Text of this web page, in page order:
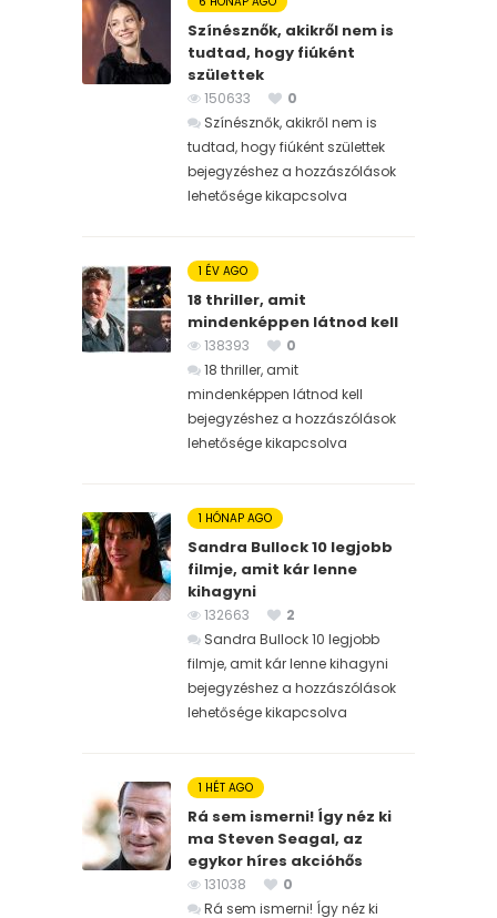
Színésznők, akikről nem is
tudtad, hogy fiúként
születtek
150633
0
Színésznők, akikről nem is
tudtad, hogy fiúként születtek
bejegyzéshez a hozzászólások
lehetősége kikapcsolva
1 ÉV AGO
18 thriller, amit
mindenképpen látnod kell
138393
0
18 thriller, amit
mindenképpen látnod kell
bejegyzéshez a hozzászólások
lehetősége kikapcsolva
1 HÓNAP AGO
Sandra Bullock 10 legjobb
filmje, amit kár lenne
kihagyni
132663
2
Sandra Bullock 10 legjobb
filmje, amit kár lenne kihagyni
bejegyzéshez a hozzászólások
lehetősége kikapcsolva
1 HÉT AGO
Rá sem ismerni! Így néz ki
ma Steven Seagal, az
egykor híres akcióhős
131038
0
Rá sem ismerni! Így néz ki